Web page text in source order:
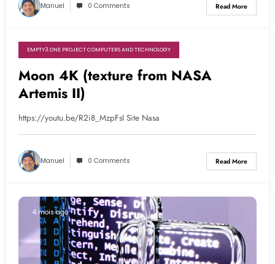
Manuel 0 Comments Read More
2 mois ago
EMPTY3.ONE PROJECT COMPUTERS AND TECHNOLOGY
Moon 4K (texture from NASA
Artemis II)
https://youtu.be/R2i8_MzpFsI Site Nasa
Manuel 0 Comments Read More
4 mois ago